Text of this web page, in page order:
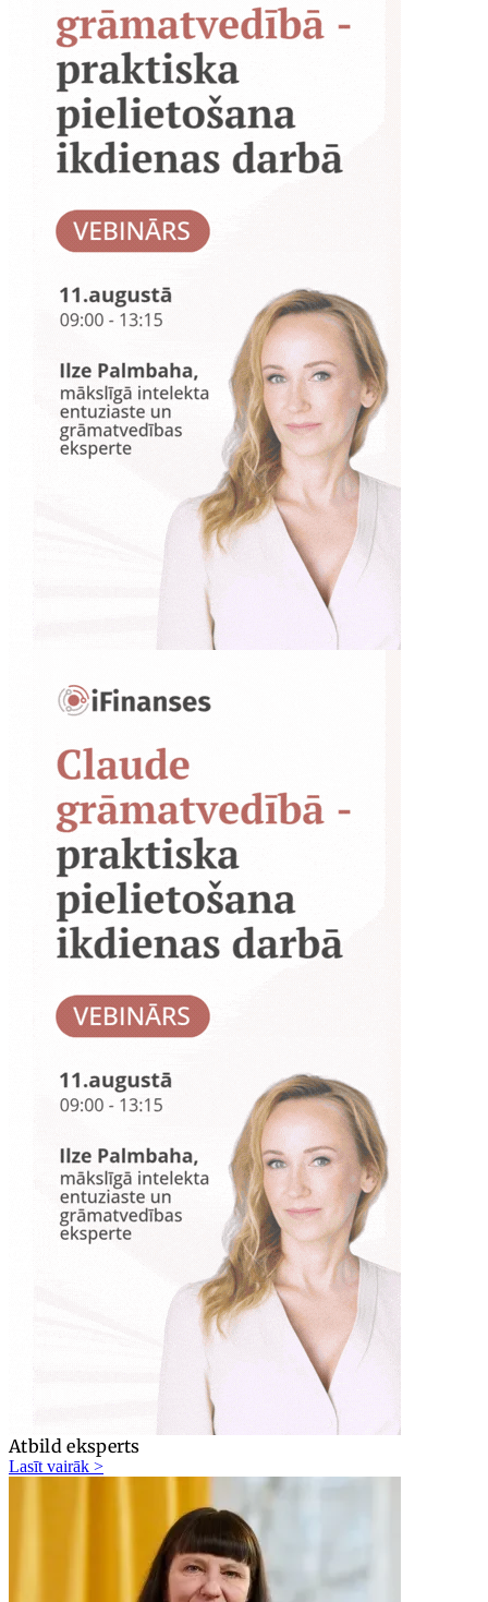
Atbild eksperts
Lasīt vairāk >